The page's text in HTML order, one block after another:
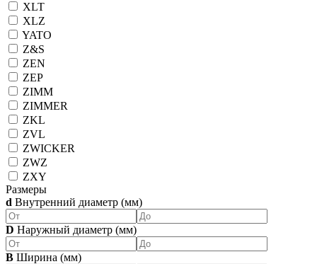
XLT
XLZ
YATO
Z&S
ZEN
ZEP
ZIMM
ZIMMER
ZKL
ZVL
ZWICKER
ZWZ
ZXY
Размеры
d Внутренний диаметр (мм)
D Наружный диаметр (мм)
B Ширина (мм)